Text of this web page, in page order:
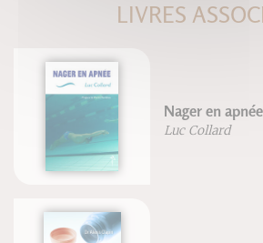
LIVRES
Nager en apnée
Luc Collard